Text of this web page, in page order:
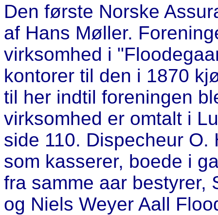
Den første Norske
af Hans Møller.
virksomhed i
kontorer til den i 1870
til her indtil foreningen
virksomhed er omtalt i
side 110. Dispecheur
som kasserer, boede i
fra samme aar bestyrer,
og Niels Weyer Aall